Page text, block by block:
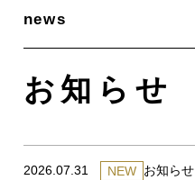
お知らせ
2026.07.31 NEW お知らせ